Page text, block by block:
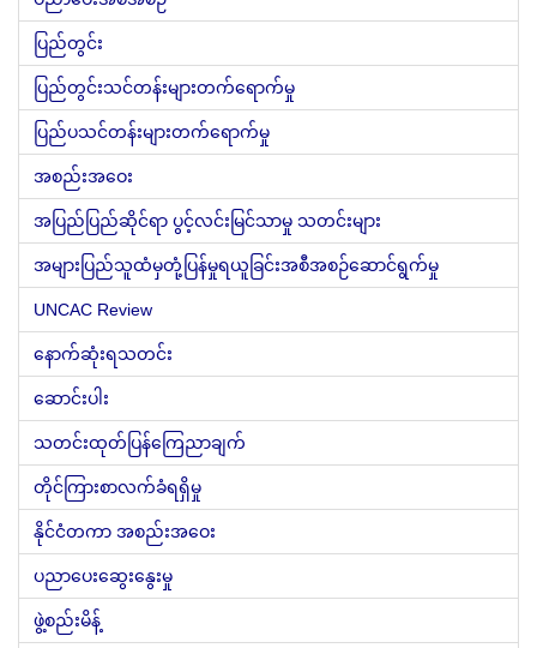
ပြည်တွင်း
ပြည်တွင်းသင်တန်းများတက်ရောက်မှု
ပြည်ပသင်တန်းများတက်ရောက်မှု
အစည်းအဝေး
အပြည်ပြည်ဆိုင်ရာ ပွင့်လင်းမြင်သာမှု သတင်းများ
အများပြည်သူထံမှတုံ့ပြန်မှုရယူခြင်းအစီအစဉ်ဆောင်ရွက်မှု
UNCAC Review
နောက်ဆုံးရသတင်း
ဆောင်းပါး
သတင်းထုတ်ပြန်ကြေညာချက်
တိုင်ကြားစာလက်ခံရရှိမှု
နိုင်ငံတကာ အစည်းအဝေး
ပညာပေးဆွေးနွေးမှု
ဖွဲ့စည်းမိန့်